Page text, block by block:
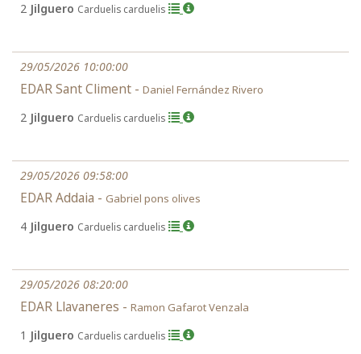
2 Jilguero Carduelis carduelis
29/05/2026 10:00:00
EDAR Sant Climent - Daniel Fernández Rivero
2 Jilguero Carduelis carduelis
29/05/2026 09:58:00
EDAR Addaia - Gabriel pons olives
4 Jilguero Carduelis carduelis
29/05/2026 08:20:00
EDAR Llavaneres - Ramon Gafarot Venzala
1 Jilguero Carduelis carduelis